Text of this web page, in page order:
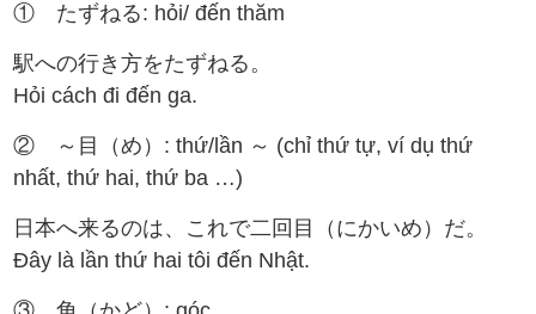
① たずねる: hỏi/ đến thăm
駅への行き方をたずねる。
Hỏi cách đi đến ga.
② ～目（め）: thứ/lần ～ (chỉ thứ tự, ví dụ thứ
nhất, thứ hai, thứ ba …)
日本へ来るのは、これで二回目（にかいめ）だ。
Đây là lần thứ hai tôi đến Nhật.